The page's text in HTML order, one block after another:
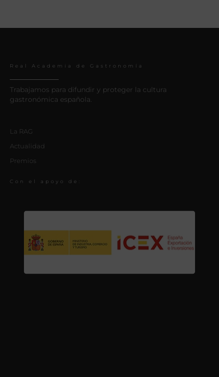
Real Academia de Gastronomía
Trabajamos para difundir y proteger la cultura
gastronómica española.
La RAG
Actualidad
Premios
Con el apoyo de: